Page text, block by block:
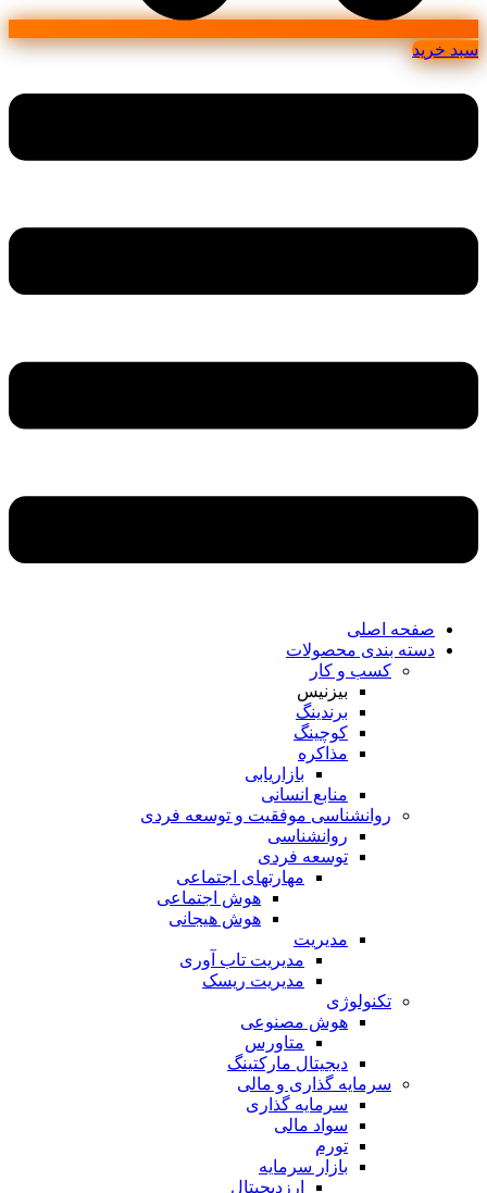
سبد خرید
Main
صفحه اصلی
دسته بندی محصولات
کسب و کار
بیزنیس
برندینگ
کوچینگ
مذاکره
بازاریابی
منابع انسانی
روانشناسی موفقیت و توسعه فردی
روانشناسی
توسعه فردی
مهارتهای اجتماعی
هوش اجتماعی
هوش هیجانی
مدیریت
مدیریت تاب آوری
مدیریت ریسک
تکنولوژی
هوش مصنوعی
متاورس
دیجیتال مارکتینگ
سرمایه گذاری و مالی
سرمایه گذاری
سواد مالی
تورم
بازار سرمایه
ارزدیجیتال